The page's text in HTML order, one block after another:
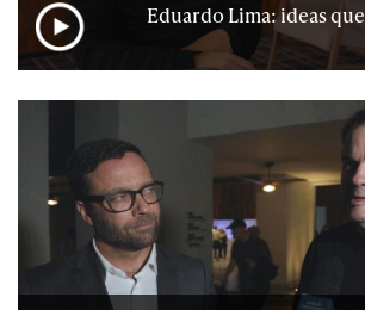
Eduardo Lima: ideas